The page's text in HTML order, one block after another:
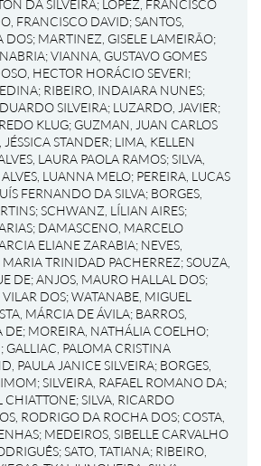
DA SILVEIRA; LÓPEZ, FRANCISCO
FRANCISCO DAVID;SANTOS,
DOS; MARTINEZ, GISELE LAMEIRÃO;
;VIANNA, GUSTAVO GOMES
HECTOR HORÁCIO SEVERI;
; RIBEIRO, INDAIARA NUNES;
SILVEIRA; LUZARDO, JAVIER;
KLUG; GUZMAN, JUAN CARLOS
STANDER; LIMA, KELLEN
LAURA PAOLA RAMOS;SILVA,
ALVES, LUANNA MELO; PEREIRA, LUCAS
FERNANDO DA SILVA; BORGES,
;SCHWANZ, LÍLIAN AIRES;
; DAMASCENO, MARCELO
ELIANE ZARABIA; NEVES,
MARIA TRINIDAD PACHERREZ;SOUZA,
DE;ANJOS, MAURO HALLAL DOS;
DOS;WATANABE, MIGUEL
MÁRCIA DE ÁVILA; BARROS,
DE; MOREIRA, NATHÁLIA COELHO;
; GALLIAC, PALOMA CRISTINA
PAULA JANICE SILVEIRA; BORGES,
;SILVEIRA, RAFAEL ROMANO DA;
CHIATTONE;SILVA, RICARDO
RODRIGO DA ROCHA DOS; COSTA,
; MEDEIROS, SIBELLE CARVALHO
;SATO, TATIANA; RIBEIRO,